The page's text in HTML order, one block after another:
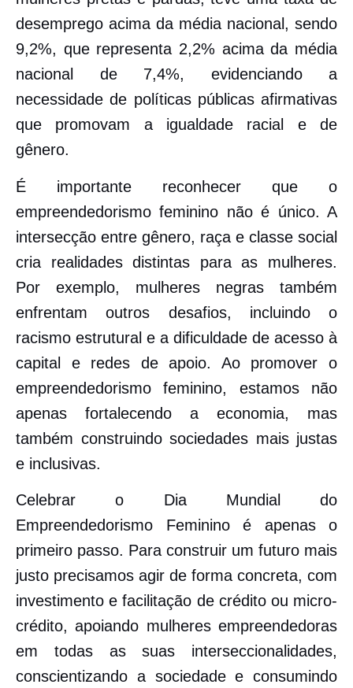
desemprego acima da média nacional, sendo
9,2%, que representa 2,2% acima da média
nacional de 7,4%, evidenciando a
necessidade de políticas públicas afirmativas
que promovam a igualdade racial e de
gênero.
É importante reconhecer que o
empreendedorismo feminino não é único. A
intersecção entre gênero, raça e classe social
cria realidades distintas para as mulheres.
Por exemplo, mulheres negras também
enfrentam outros desafios, incluindo o
racismo estrutural e a dificuldade de acesso à
capital e redes de apoio. Ao promover o
empreendedorismo feminino, estamos não
apenas fortalecendo a economia, mas
também construindo sociedades mais justas
e inclusivas.
Celebrar o Dia Mundial do
Empreendedorismo Feminino é apenas o
primeiro passo. Para construir um futuro mais
justo precisamos agir de forma concreta, com
investimento e facilitação de crédito ou micro-
crédito, apoiando mulheres empreendedoras
em todas as suas interseccionalidades,
conscientizando a sociedade e consumindo